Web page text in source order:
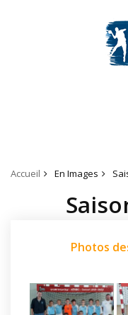
Accueil En Images
Photos